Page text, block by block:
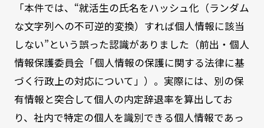
「本件では、“就活生の氏名をハッシュ化（ランダム
な文字列への不可逆的変換）すれば個人情報に該当
しない”という誤った認識がありました（前出・個人
情報保護委員会「個人情報の保護に関する法律に基
づく行政上の対応について」）。実際には、別の保
有情報と突合して個人の内定辞退率を算出してお
り、社内で特定の個人を識別できる個人情報であっ